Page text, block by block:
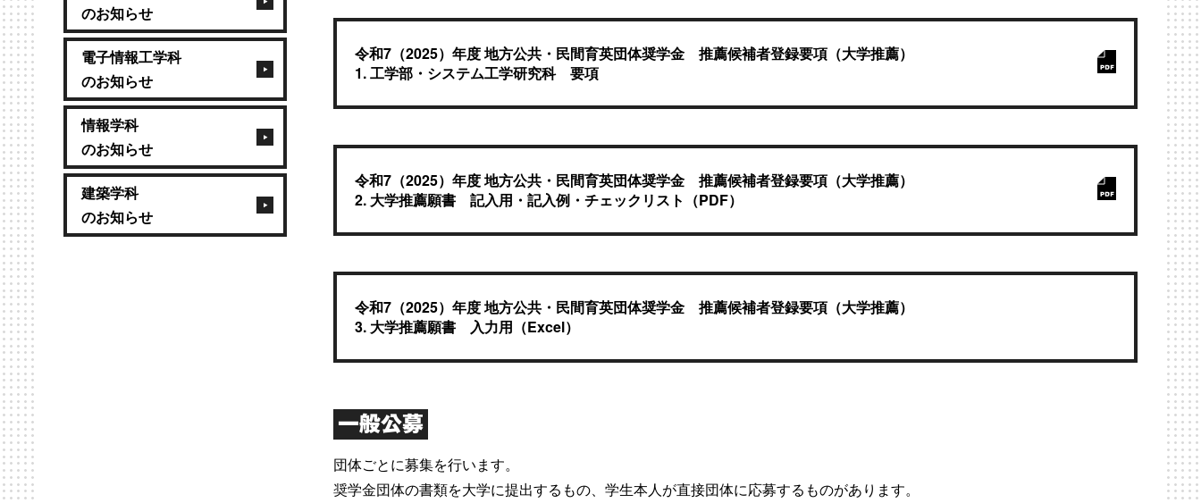
のお知らせ
電子情報工学科
のお知らせ
情報学科
のお知らせ
建築学科
のお知らせ
令和7（2025）年度 地方公共・民間育英団体奨学金 推薦候補者登録要項（大学推薦）
1. 工学部・システム工学研究科 要項
令和7（2025）年度 地方公共・民間育英団体奨学金 推薦候補者登録要項（大学推薦）
2. 大学推薦願書 記入用・記入例・チェックリスト（PDF）
令和7（2025）年度 地方公共・民間育英団体奨学金 推薦候補者登録要項（大学推薦）
3. 大学推薦願書 ⼊⼒⽤（Excel）
一般公募
団体ごとに募集を行います。
奨学金団体の書類を大学に提出するもの、学生本人が直接団体に応募するものがあります。